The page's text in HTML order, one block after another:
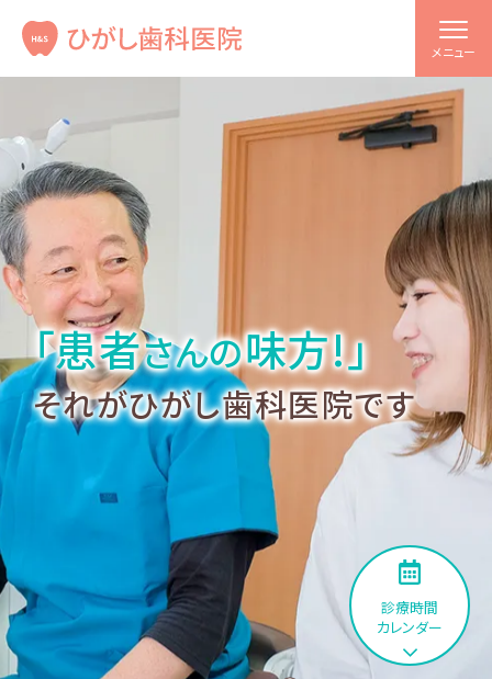
メニュー
「患者さんの味方!」
それがひがし歯科医院です
診療時間
カレンダー